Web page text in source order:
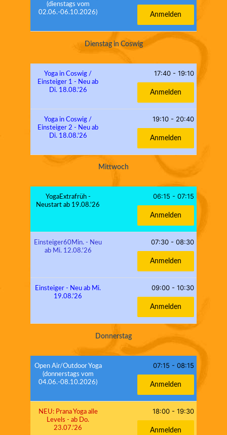
(dienstags vom
02.06.-06.10.2026)
Anmelden
Dienstag in Coswig
Yoga in Coswig /
Einsteiger 1 - Neu ab
Di. 18.08.'26
17:40 - 19:10
Anmelden
Yoga in Coswig /
Einsteiger 2 - Neu ab
Di. 18.08.'26
19:10 - 20:40
Anmelden
Mittwoch
YogaExtrafrüh -
Neustart ab 19.08.'26
06:15 - 07:15
Anmelden
Einsteiger60Min. - Neu
ab Mi. 12.08.'26
07:30 - 08:30
Anmelden
Einsteiger - Neu ab Mi.
19.08.'26
09:00 - 10:30
Anmelden
Donnerstag
Open Air/Outdoor Yoga
(donnerstags vom
04.06.-08.10.2026)
07:15 - 08:15
Anmelden
NEU: Prana Yoga alle
Levels - ab Do.
23.07.’26
18:00 - 19:30
Anmelden